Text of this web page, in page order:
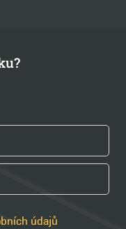
údajů